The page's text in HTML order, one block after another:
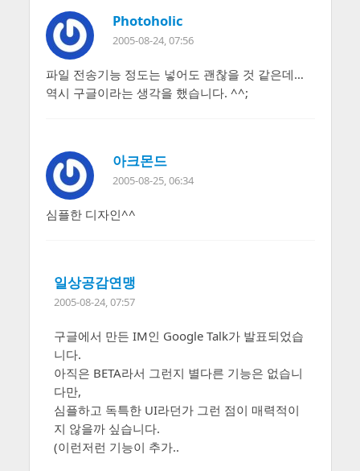
Photoholic
2005-08-24, 07:56
파일 전송기능 정도는 넣어도 괜찮을 것 같은데…
역시 구글이라는 생각을 했습니다. ^^;
아크몬드
2005-08-25, 06:34
심플한 디자인^^
일상공감연맹
2005-08-24, 07:57
구글에서 만든 IM인 Google Talk가 발표되었습
니다.
아직은 BETA라서 그런지 별다른 기능은 없습니
다만,
심플하고 독특한 UI라던가 그런 점이 매력적이
지 않을까 싶습니다.
(이런저런 기능이 추가..